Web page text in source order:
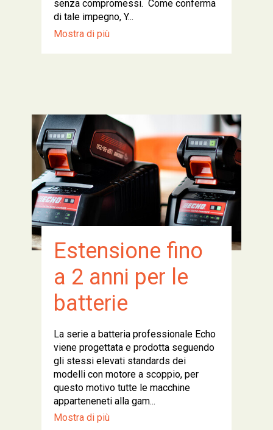
senza compromessi. Come conferma
di tale impegno, Y...
Mostra di più
Estensione fino
a 2 anni per le
batterie
La serie a batteria professionale Echo
viene progettata e prodotta seguendo
gli stessi elevati standards dei
modelli con motore a scoppio, per
questo motivo tutte le macchine
apparteneneti alla gam...
Mostra di più